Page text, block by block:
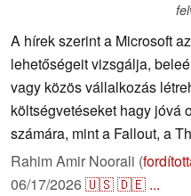
A hírek szerint a Microsoft
lehetőségeit vizsgálja,
vagy közös vállalkozás
költségvetéseket hagy jóvá
számára, mint a Fallout, a
Rahim Amir Noorali (
06/17/2026🇺🇸🇩🇪 ...